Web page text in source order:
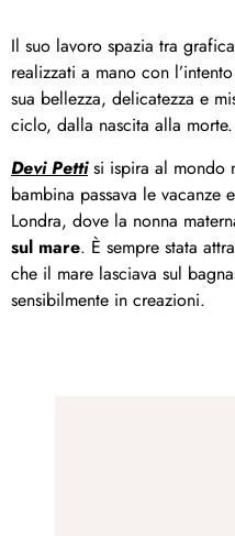
Il suo lavoro spazia tra
realizzati a mano con
sua bellezza, delicatezza e
ciclo, dalla nascita alla morte.
Devi Petti si ispira al mondo
bambina passava le vacanze
Londra, dove la nonna
sul mare. È sempre stata
che il mare lasciava sul
sensibilmente in creazioni.